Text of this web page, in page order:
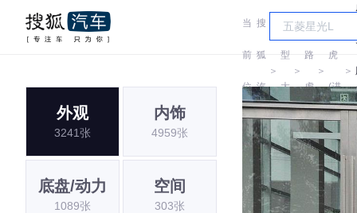
当
前
位
置:
搜
狐
汽
车
＞
车
型
大
全
＞
路
虎
＞
路
虎
(进
口)
＞
外观
3241张
内饰
4959张
底盘/动力
1089张
空间
303张